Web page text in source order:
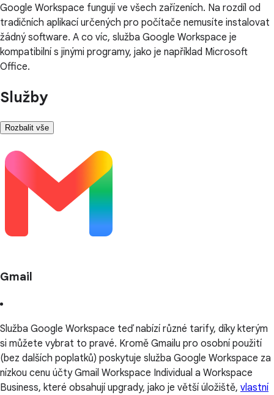
Google Workspace fungují ve všech zařízeních. Na rozdíl od
tradičních aplikací určených pro počítače nemusíte instalovat
žádný software. A co víc, služba Google Workspace je
kompatibilní s jinými programy, jako je například Microsoft
Office.
Služby
Rozbalit vše
Gmail
Služba Google Workspace teď nabízí různé tarify, díky kterým
si můžete vybrat to pravé. Kromě Gmailu pro osobní použití
(bez dalších poplatků) poskytuje služba Google Workspace za
nízkou cenu účty Gmail Workspace Individual a Workspace
Business, které obsahují upgrady, jako je větší úložiště, vlastní